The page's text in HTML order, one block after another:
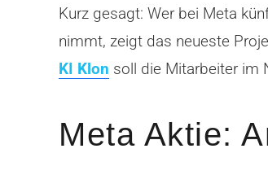
Kurz gesagt: Wer bei Meta
nimmt, zeigt das neueste
KI Klon soll die Mitarbeiter im
Meta Aktie: